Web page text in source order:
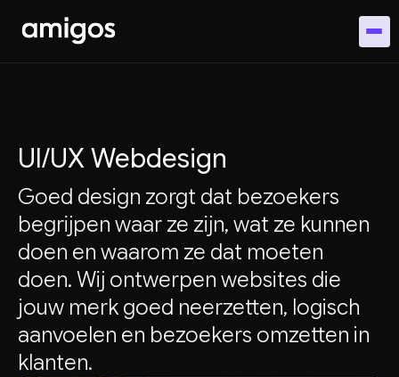
UI/UX Webdesign
Goed design zorgt dat bezoekers
begrijpen waar ze zijn, wat ze kunnen
doen en waarom ze dat moeten
doen. Wij ontwerpen websites die
jouw merk goed neerzetten, logisch
aanvoelen en bezoekers omzetten in
klanten.